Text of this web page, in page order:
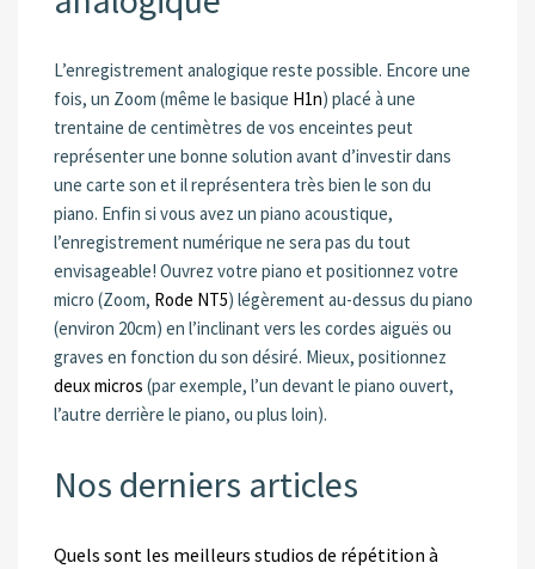
L’enregistrement analogique reste possible. Encore une
fois, un Zoom (même le basique H1n) placé à une
trentaine de centimètres de vos enceintes peut
représenter une bonne solution avant d’investir dans
une carte son et il représentera très bien le son du
piano. Enfin si vous avez un piano acoustique,
l’enregistrement numérique ne sera pas du tout
envisageable! Ouvrez votre piano et positionnez votre
micro (Zoom, Rode NT5) légèrement au-dessus du piano
(environ 20cm) en l’inclinant vers les cordes aiguës ou
graves en fonction du son désiré. Mieux, positionnez
deux micros (par exemple, l’un devant le piano ouvert,
l’autre derrière le piano, ou plus loin).
Nos derniers articles
Quels sont les meilleurs studios de répétition à